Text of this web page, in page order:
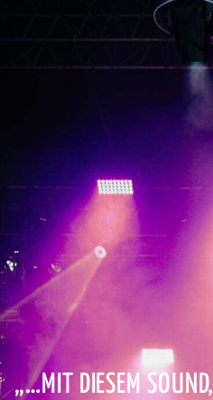
„…MIT DIESEM